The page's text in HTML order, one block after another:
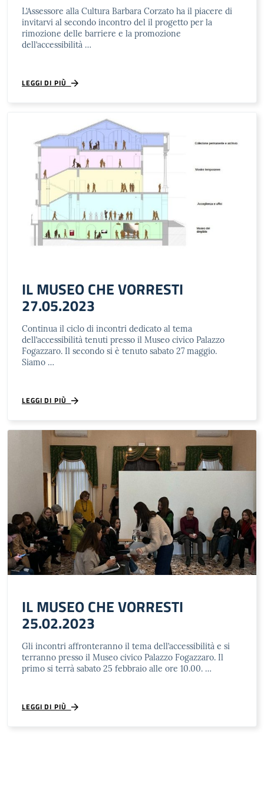
L’Assessore alla Cultura Barbara Corzato ha il piacere di
invitarvi al secondo incontro del il progetto per la
rimozione delle barriere e la promozione
dell’accessibilità …
LEGGI DI PIÙ
IL MUSEO CHE VORRESTI
27.05.2023
Continua il ciclo di incontri dedicato al tema
dell’accessibilità tenuti presso il Museo civico Palazzo
Fogazzaro. Il secondo si è tenuto sabato 27 maggio.
Siamo …
LEGGI DI PIÙ
IL MUSEO CHE VORRESTI
25.02.2023
Gli incontri affronteranno il tema dell’accessibilità e si
terranno presso il Museo civico Palazzo Fogazzaro. Il
primo si terrà sabato 25 febbraio alle ore 10.00. …
LEGGI DI PIÙ